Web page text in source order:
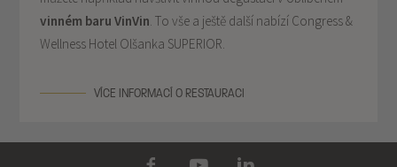
můžete například navštívit vinnou degustaci v oblíbeném
vinném baru VinVin
. To vše a ještě další nabízí Congress &